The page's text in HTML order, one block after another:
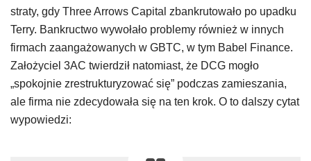
straty, gdy Three Arrows Capital zbankrutowało po upadku
Terry. Bankructwo wywołało problemy również w innych
firmach zaangażowanych w GBTC, w tym Babel Finance.
Założyciel 3AC twierdził natomiast, że DCG mogło
„spokojnie zrestrukturyzować się” podczas zamieszania,
ale firma nie zdecydowała się na ten krok. O to dalszy cytat
wypowiedzi: